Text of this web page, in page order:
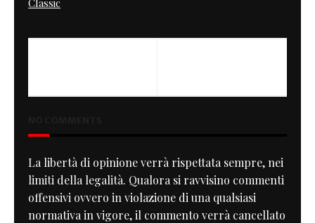
La libertà di opinione verrà rispettata sempre, nei
limiti della legalità. Qualora si ravvisino commenti
offensivi ovvero in violazione di una qualsiasi
normativa in vigore, il commento verrà cancellato